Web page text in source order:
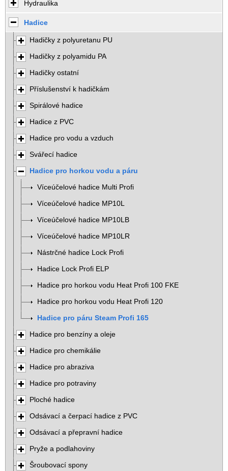
Hydraulika
Hadice
Hadičky z polyuretanu PU
Hadičky z polyamidu PA
Hadičky ostatní
Příslušenství k hadičkám
Spirálové hadice
Hadice z PVC
Hadice pro vodu a vzduch
Svářecí hadice
Hadice pro horkou vodu a páru
Víceúčelové hadice Multi Profi
Víceúčelové hadice MP10L
Víceúčelové hadice MP10LB
Víceúčelové hadice MP10LR
Nástrčné hadice Lock Profi
Hadice Lock Profi ELP
Hadice pro horkou vodu Heat Profi 100 FKE
Hadice pro horkou vodu Heat Profi 120
Hadice pro páru Steam Profi 165
Hadice pro benzíny a oleje
Hadice pro chemikálie
Hadice pro abraziva
Hadice pro potraviny
Ploché hadice
Odsávací a čerpací hadice z PVC
Odsávací a přepravní hadice
Pryže a podlahoviny
Šroubovací spony